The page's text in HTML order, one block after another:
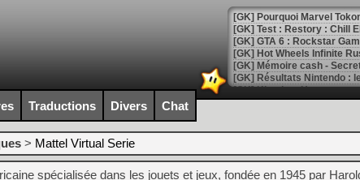
[GK] Pourquoi Marvel
[GK] Test : Restory : Chill
[GK] GTA 6 : Rockstar
[GK] Hot Wheels Infinite
[GK] Mémoire cash -
[GK] Résultats Nintendo :
[GK] Déjà des
[Mo5] Brickboy cherche à
[GK] Minecraft et ses «
[GK] Beast of
[GK] Ubisoft : fin de partie
Traductions Divers Chat
> Mattel Virtual Serie
spécialisée dans les jouets et jeux, fondée en 1945 par